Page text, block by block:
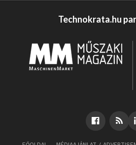
Technokrata.hu